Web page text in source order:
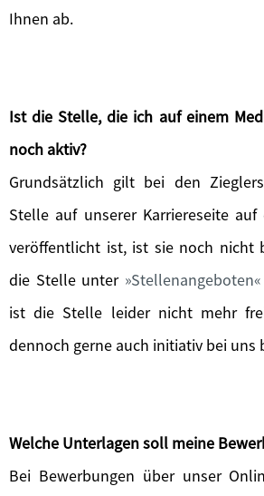
Ihnen ab.
Ist die Stelle, die ich auf einem
noch aktiv?
Grundsätzlich gilt bei den
Stelle auf unserer Karriereseite auf
veröffentlicht ist, ist sie noch nicht
die Stelle unter Stellenangeboten
ist die Stelle leider nicht mehr
dennoch gerne auch initiativ bei uns
Welche Unterlagen soll meine
Bei Bewerbungen über unser